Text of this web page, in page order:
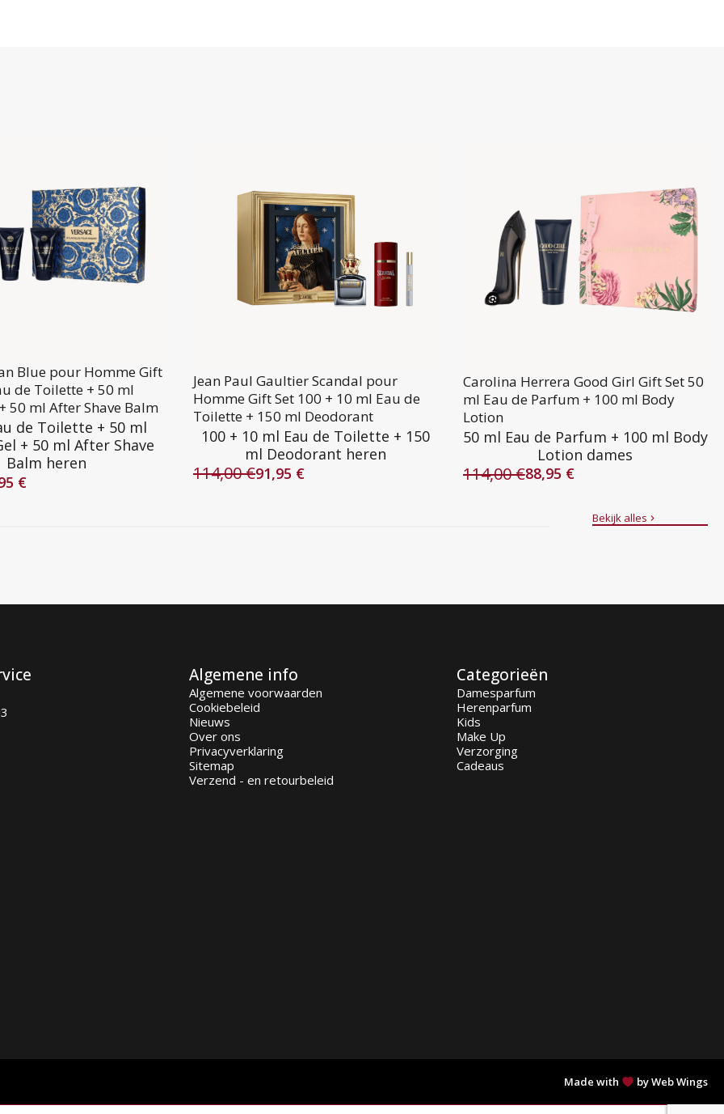
Blue pour Homme Gift
de Toilette + 50 ml
50 ml After Shave Balm
de Toilette + 50 ml
+ 50 ml After Shave
Balm heren
€
Jean Paul Gaultier Scandal pour
Homme Gift Set 100 + 10 ml Eau de
Toilette + 150 ml Deodorant
100 + 10 ml Eau de Toilette + 150
ml Deodorant heren
114,00€
Oorspronkelijke
91,95 €
Huidige
Carolina Herrera Good Girl Gift Set 50
ml Eau de Parfum + 100 ml Body
Lotion
50 ml Eau de Parfum + 100 ml Body
Lotion dames
114,00€
Oorspronkelijke
88,95 €
Huidige
Bekijk alles
Algemene info
Algemene voorwaarden
Cookiebeleid
Nieuws
Over ons
Privacyverklaring
Sitemap
Verzend - en retourbeleid
Categorieën
Damesparfum
Herenparfum
Kids
Make Up
Verzorging
Cadeaus
Made with by Web Wings